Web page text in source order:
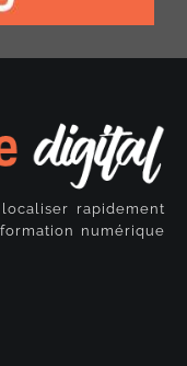
rapidement
numérique